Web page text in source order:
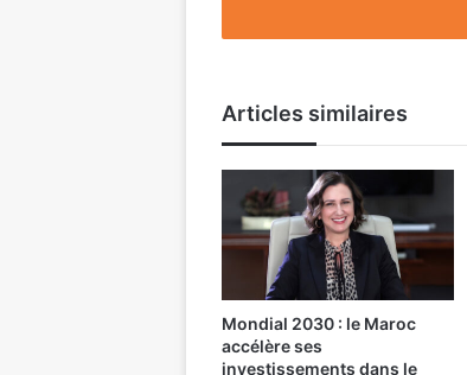
Articles similaires
Mondial 2030 : le Maroc
accélère ses
investissements dans le